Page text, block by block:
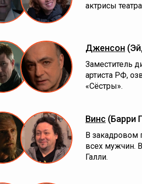
актрисы
Дженсон
Заместитель
артиста РФ,
«Сёстры»‎.
Винс (Барри
В закадровом
всех мужчин.
Галли.